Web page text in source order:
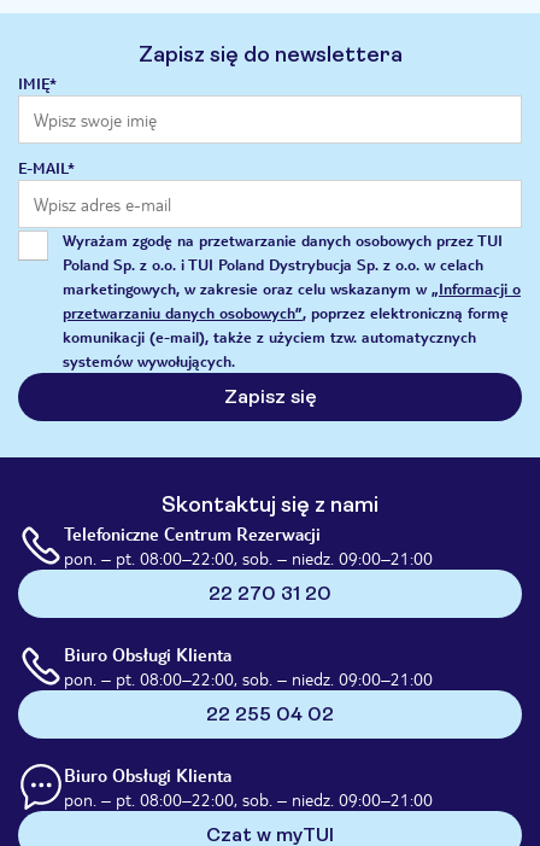
Zapisz się do newslettera
IMIĘ*
E-MAIL*
Wyrażam zgodę na przetwarzanie danych osobowych przez TUI
Poland Sp. z o.o. i TUI Poland Dystrybucja Sp. z o.o. w celach
marketingowych, w zakresie oraz celu wskazanym w„Informacji o
przetwarzaniu danych osobowych”, poprzez elektroniczną formę
komunikacji (e-mail), także z użyciem tzw. automatycznych
systemów wywołujących.
Zapisz się
Skontaktuj się z nami
Telefoniczne Centrum Rezerwacji
pon. – pt. 08:00–22:00, sob. – niedz. 09:00–21:00
22 270 31 20
Biuro Obsługi Klienta
pon. – pt. 08:00–22:00, sob. – niedz. 09:00–21:00
22 255 04 02
Biuro Obsługi Klienta
pon. – pt. 08:00–22:00, sob. – niedz. 09:00–21:00
Czat w myTUI